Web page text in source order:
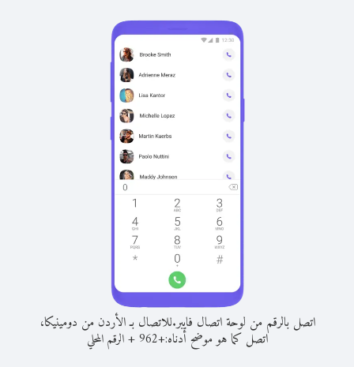
اتصل بالرقم من لوحة اتصال فايبر.للاتصال بـ الأردن من دومينيكا،
اتصل كما هو موضح أدناه:+
962
+الرقم المحلي